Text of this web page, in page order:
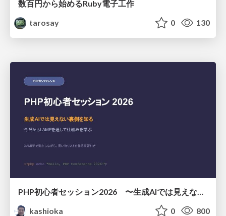
数百円から始めるRuby電子工作
tarosay
0 130
kashioka
0 800